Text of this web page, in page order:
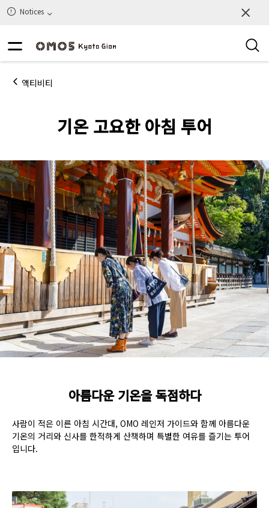
Notices
액티비티
기온 고요한 아침 투어
아름다운 기온을 독점하다
사람이 적은 이른 아침 시간대, OMO 레인저 가이드와 함께 아름다운
기온의 거리와 신사를 한적하게 산책하며 특별한 여유를 즐기는 투어
입니다.